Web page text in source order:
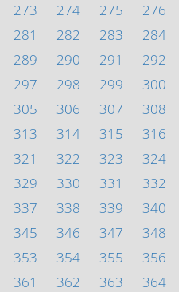
273 274 275
276
281 282 283
284
289 290 291
292
297 298 299
300
305 306 307
308
313 314 315
316
321 322 323
324
329 330 331
332
337 338 339
340
345 346 347
348
353 354 355
356
361 362 363 364